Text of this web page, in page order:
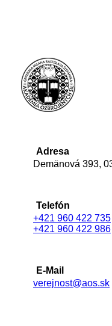
Adresa
Demänová 393,
Telefón
+421 960 422 735
+421 960 422 986
E-Mail
verejnost@aos.sk